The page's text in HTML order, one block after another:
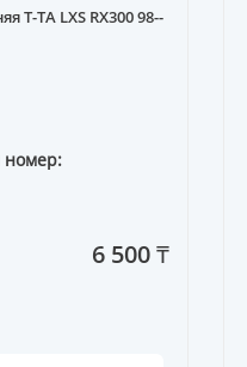
T-TA LXS RX300 98--
6 500 ₸